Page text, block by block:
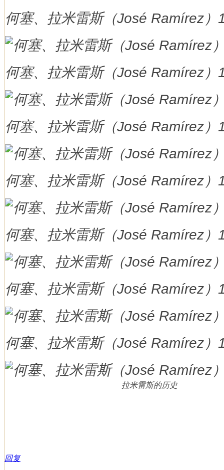
何塞、拉米雷斯（José Ramírez）
何塞、拉米雷斯（José Ramírez）
何塞、拉米雷斯（José Ramírez）
何塞、拉米雷斯（José Ramírez）
何塞、拉米雷斯（José Ramírez）
何塞、拉米雷斯（José Ramírez）
何塞、拉米雷斯（José Ramírez）
拉米雷斯的历史
回复